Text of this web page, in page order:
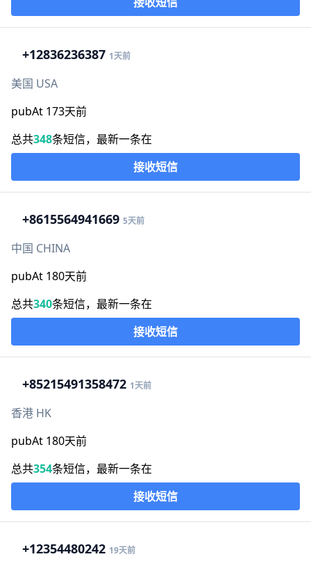
+12836236387 1天前
美国 USA
pubAt 173天前
总共348条短信，最新一条在
接收短信
+8615564941669 5天前
中国 CHINA
pubAt 180天前
总共340条短信，最新一条在
接收短信
+85215491358472 1天前
香港 HK
pubAt 180天前
总共354条短信，最新一条在
接收短信
+12354480242 19天前